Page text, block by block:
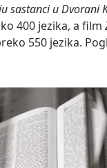
sastanci u Dvorani
400 jezika, a film
550 jezika.